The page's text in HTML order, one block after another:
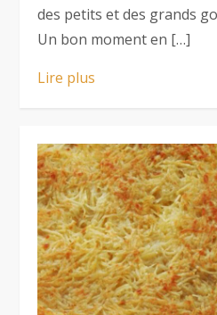
des petits et des grands
Un bon moment en […]
Lire plus